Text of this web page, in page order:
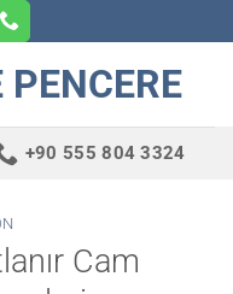
+90 555 804 3324
Cam